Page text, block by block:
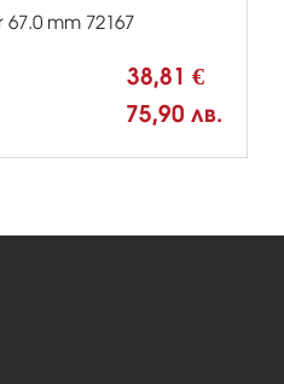
mm 72167
38,81 €
75,90 лв.